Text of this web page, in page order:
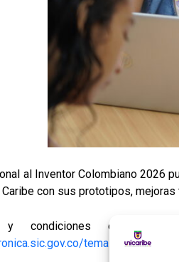
al Inventor Colombiano 2026
con sus prototipos,
y condiciones están
temas/propiedad-